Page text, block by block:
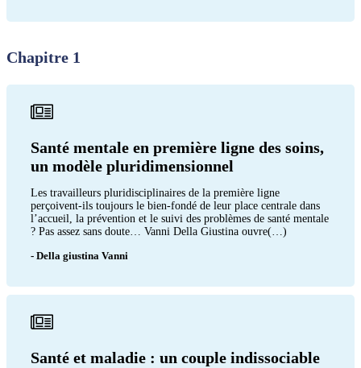
Chapitre 1
Santé mentale en première ligne des soins,
un modèle pluridimensionnel
Les travailleurs pluridisciplinaires de la première ligne
perçoivent-ils toujours le bien-fondé de leur place centrale dans
l’accueil, la prévention et le suivi des problèmes de santé mentale
? Pas assez sans doute… Vanni Della Giustina ouvre(…)
- Della giustina Vanni
Santé et maladie : un couple indissociable